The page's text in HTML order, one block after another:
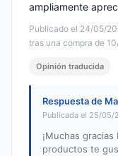
Publicado el 24/05/
tras una compra de
ampliamente
Opinión traducida
Respuesta de
Publicada el 25/05/
¡Muchas
productos te